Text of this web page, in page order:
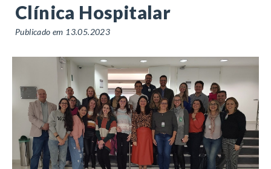
Clínica Hospitalar
Publicado em 13.05.2023